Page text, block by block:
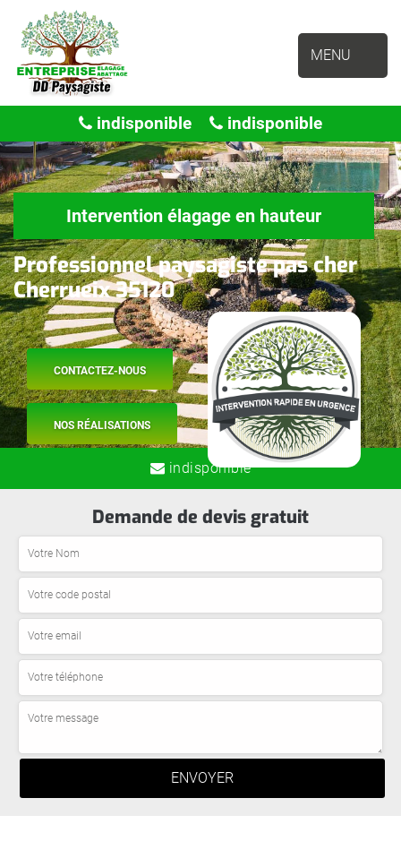
MENU
indisponible indisponible
Intervention élagage en hauteur
Professionnel paysagiste pas cher
Cherrueix 35120
CONTACTEZ-NOUS
NOS RÉALISATIONS
indisponible
Demande de devis gratuit